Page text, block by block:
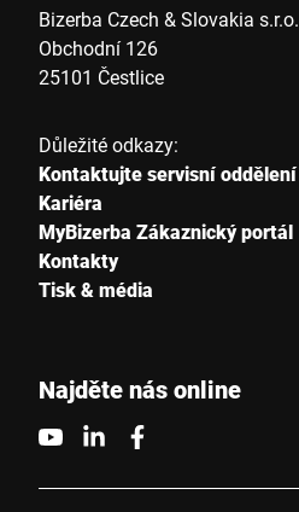
Poštovní směrovací číslo *
Město *
Vaše zpráva *
Bizerba Czech & Slovakia s.r.o.
Obchodní 126
25101 Čestlice
Důležité odkazy:
Kontaktujte servisní oddělení
Kariéra
MyBizerba Zákaznický portál
Kontakty
Tisk & média
Najděte nás online